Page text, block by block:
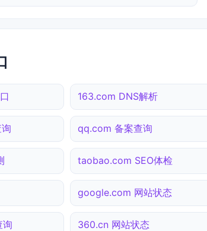
163.com DNS解析
qq.com 备案查询
taobao.com SEO体检
google.com 网站状态
询 360.cn 网站状态